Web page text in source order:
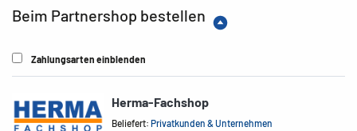
Beim Partnershop bestellen
Zahlungsarten einblenden
Herma-Fachshop
Beliefert:Privatkunden & Unternehmen